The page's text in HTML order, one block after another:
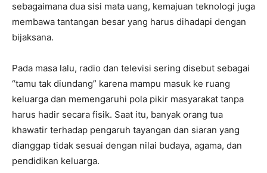
sebagaimana dua sisi mata uang, kemajuan teknologi juga
membawa tantangan besar yang harus dihadapi dengan
bijaksana.
Pada masa lalu, radio dan televisi sering disebut sebagai
“tamu tak diundang” karena mampu masuk ke ruang
keluarga dan memengaruhi pola pikir masyarakat tanpa
harus hadir secara fisik. Saat itu, banyak orang tua
khawatir terhadap pengaruh tayangan dan siaran yang
dianggap tidak sesuai dengan nilai budaya, agama, dan
pendidikan keluarga.